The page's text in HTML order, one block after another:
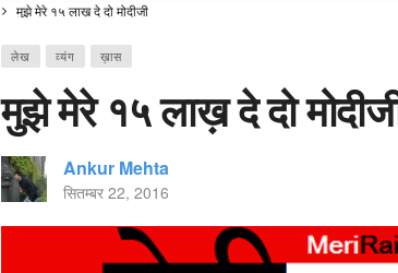
मुझे मेरे १५ लाख़ दे दो मोदीजी
लेख व्यंग ख़ास
मुझे मेरे १५ लाख़ दे दो
Ankur Mehta
सितम्बर 22, 2016